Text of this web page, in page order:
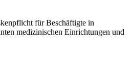
für Beschäftigte in
medizinischen Einrichtungen und